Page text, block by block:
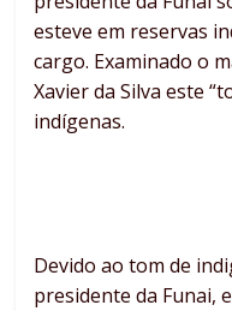
esteve em reservas
cargo. Examinado o
Xavier da Silva este
indígenas.
Devido ao tom de
presidente da Funai,